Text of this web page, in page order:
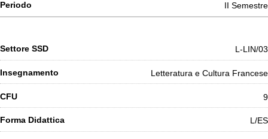
II Semestre
L-LIN/03
Letteratura e Cultura Francese
9
L/ES